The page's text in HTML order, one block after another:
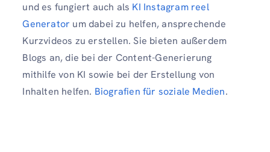
und es fungiert auch als KI Instagram reel
Generator um dabei zu helfen, ansprechende
Kurzvideos zu erstellen. Sie bieten außerdem
Blogs an, die bei der Content-Generierung
mithilfe von KI sowie bei der Erstellung von
Inhalten helfen. Biografien für soziale Medien.